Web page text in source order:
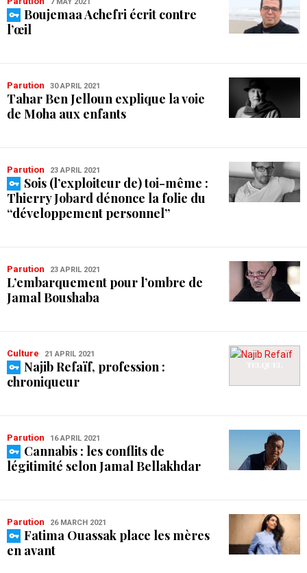
Boujemaa Achefri écrit contre
l’œil
Parution 30 APRIL 2021
Tahar Ben Jelloun explique la voie
de Moha aux enfants
Parution 23 APRIL 2021
Sois (l’exploiteur de) toi-même :
Thierry Jobard dénonce la folie du
“développement personnel”
Parution 23 APRIL 2021
L’embarquement pour l’ombre de
Jamal Boushaba
Culture 21 APRIL 2021
Najib Refaïf, profession :
chroniqueur
Parution 16 APRIL 2021
Cannabis : les conflits de
légitimité selon Jamal Bellakhdar
Parution 26 MARCH 2021
Fatima Ouassak place les mères
en avant